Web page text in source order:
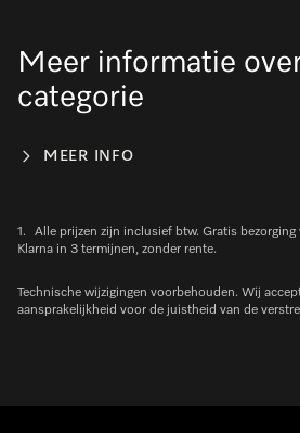
Meer informatie
categorie
MEER INFO
1.
Alle prijzen zijn inclusief btw. Gratis
Klarna in 3 termijnen, zonder rente.
Technische wijzigingen voorbehouden. Wij
aansprakelijkheid voor de juistheid van de